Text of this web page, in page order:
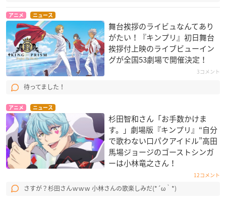
アニメ ニュース
舞台挨拶のライビュなんてあり
がたい！『キンプリ』初日舞台
挨拶付上映のライブビューイン
グが全国53劇場で開催決定！
3コメント
待ってました！
アニメ ニュース
杉田智和さん「お手数かけま
す。」劇場版『キンプリ』“自分
で歌わない口パクアイドル”高田
馬場ジョージのゴーストシンガ
ーは小林竜之さん！
12コメント
さすが？杉田さんｗｗｗ 小林さんの歌楽しみだ(*´ω｀*)